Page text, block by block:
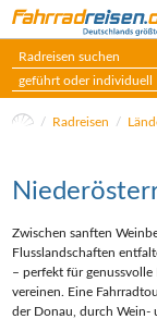
geführt oder individuell
Radreisen
Zwischen sanften
Flusslandschaften
– perfekt für
vereinen. Eine
der Donau, durch Wein-